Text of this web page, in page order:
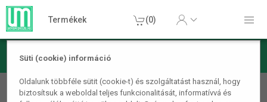
Süti (cookie) információ
Oldalunk többféle sütit (cookie-t) és szolgáltatást használ, hogy
biztosítsuk a weboldal teljes funkcionalitását, informatívvá és
Termékek (0)
Szépségápolás